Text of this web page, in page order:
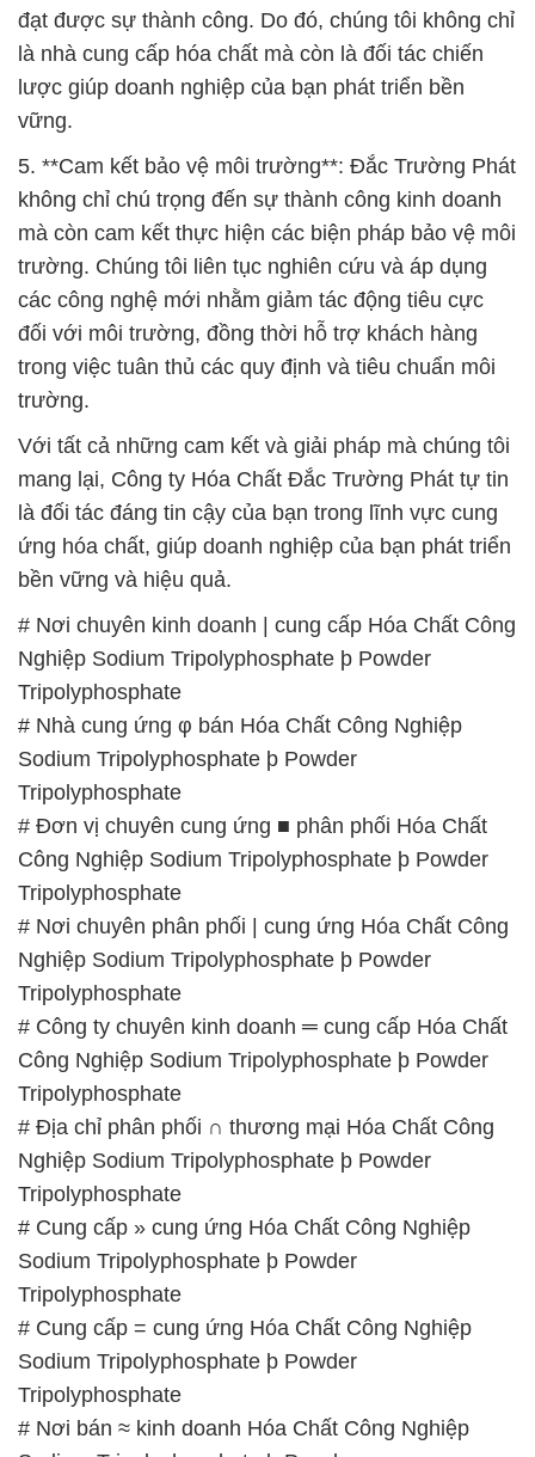
đạt được sự thành công. Do đó, chúng tôi không chỉ
là nhà cung cấp hóa chất mà còn là đối tác chiến
lược giúp doanh nghiệp của bạn phát triển bền
vững.
5. **Cam kết bảo vệ môi trường**: Đắc Trường Phát
không chỉ chú trọng đến sự thành công kinh doanh
mà còn cam kết thực hiện các biện pháp bảo vệ môi
trường. Chúng tôi liên tục nghiên cứu và áp dụng
các công nghệ mới nhằm giảm tác động tiêu cực
đối với môi trường, đồng thời hỗ trợ khách hàng
trong việc tuân thủ các quy định và tiêu chuẩn môi
trường.
Với tất cả những cam kết và giải pháp mà chúng tôi
mang lại, Công ty Hóa Chất Đắc Trường Phát tự tin
là đối tác đáng tin cậy của bạn trong lĩnh vực cung
ứng hóa chất, giúp doanh nghiệp của bạn phát triển
bền vững và hiệu quả.
# Nơi chuyên kinh doanh | cung cấp Hóa Chất Công
Nghiệp Sodium Tripolyphosphate þ Powder
Tripolyphosphate
# Nhà cung ứng φ bán Hóa Chất Công Nghiệp
Sodium Tripolyphosphate þ Powder
Tripolyphosphate
# Đơn vị chuyên cung ứng ■ phân phối Hóa Chất
Công Nghiệp Sodium Tripolyphosphate þ Powder
Tripolyphosphate
# Nơi chuyên phân phối | cung ứng Hóa Chất Công
Nghiệp Sodium Tripolyphosphate þ Powder
Tripolyphosphate
# Công ty chuyên kinh doanh ═ cung cấp Hóa Chất
Công Nghiệp Sodium Tripolyphosphate þ Powder
Tripolyphosphate
# Địa chỉ phân phối ∩ thương mại Hóa Chất Công
Nghiệp Sodium Tripolyphosphate þ Powder
Tripolyphosphate
# Cung cấp » cung ứng Hóa Chất Công Nghiệp
Sodium Tripolyphosphate þ Powder
Tripolyphosphate
# Cung cấp = cung ứng Hóa Chất Công Nghiệp
Sodium Tripolyphosphate þ Powder
Tripolyphosphate
# Nơi bán ≈ kinh doanh Hóa Chất Công Nghiệp